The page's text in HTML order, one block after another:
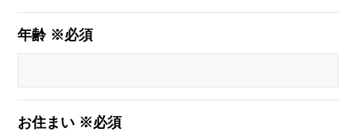
年齢 ※必須
お住まい ※必須